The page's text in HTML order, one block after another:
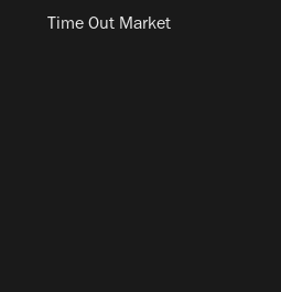
Time Out Market